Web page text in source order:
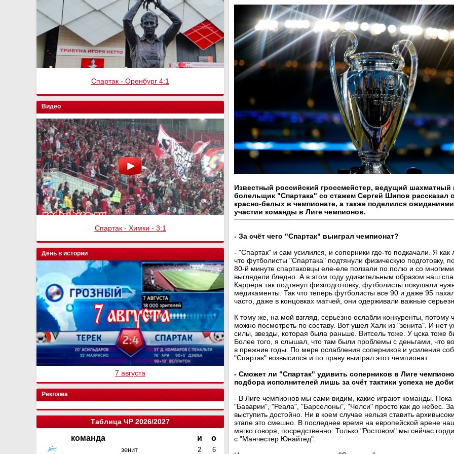
Спартак - Оренбург 4:1
Видео
Спартак - Химки - 3:1
День в истории
7 августа
Реклама
Таблица ЧР 2026/2027
команда и о
зенит 2 6
Известный российский гроссмейстер, ведущий шахматный
болельщик "Спартака" со стажем Сергей Шипов рассказал
красно-белых в чемпионате, а также поделился
участии команды в Лиге чемпионов.
- За счёт чего "Спартак" выиграл чемпионат?
- "Спартак" и сам усилился, и соперники где-то подкачали. Я как
что футболисты "Спартака" подтянули физическую подготовку,
80-й минуте спартаковцы еле-еле ползали по полю и со
выглядели бледно. А в этом году удивительным образом наш
Каррера так подтянул физподготовку, футболисты покушали
медикаменты. Так что теперь футболисты все 90 и даже 95
часто, даже в концовках матчей, они одерживали важные
К тому же, на мой взгляд, серьезно ослабли конкуренты, потому
можно посмотреть по составу. Вот ушел Халк из "зенита". И нет
силы, звезды, которая была раньше. Витсель тоже. У цска тоже
Более того, я слышал, что там были проблемы с деньгами, что
в прежние годы. По мере ослабления соперников и усиления
"Спартак" возвысился и по праву выиграл этот чемпионат.
- Сможет ли "Спартак" удивить соперников в Лиге
подбора исполнителей лишь за счёт тактики успеха не
- В Лиге чемпионов мы сами видим, какие играют команды. Пока
"Баварии", "Реала", "Барселоны", "Челси" просто как до небес.
выступить достойно. Ни в коем случае нельзя ставить
этапе это смешно. В последнее время на европейской арене
мягко говоря, посредственно. Только "Ростовом" мы сейчас
с "Манчестер Юнайтед".